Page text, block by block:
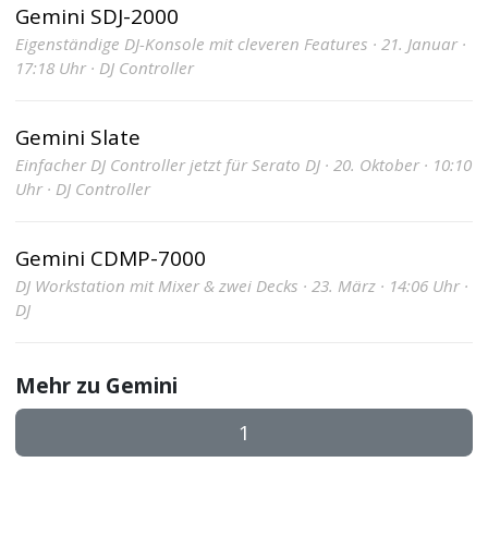
Gemini SDJ-2000
Eigenständige DJ-Konsole mit cleveren Features · 21. Januar ·
17:18 Uhr · DJ Controller
Gemini Slate
Einfacher DJ Controller jetzt für Serato DJ · 20. Oktober · 10:10
Uhr · DJ Controller
Gemini CDMP-7000
DJ Workstation mit Mixer & zwei Decks · 23. März · 14:06 Uhr ·
DJ
Mehr zu Gemini
1